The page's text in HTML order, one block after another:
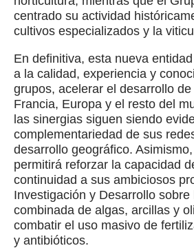
centrado su actividad
cultivos especializados y la
En definitiva, esta nueva
a la calidad, experiencia y
grupos, acelerar el desarrollo
Francia, Europa y el resto del
las sinergias siguen siendo
complementariedad de sus
desarrollo geográfico.
permitirá reforzar la capacidad
continuidad a sus ambiciosos
Investigación y Desarrollo sobre
combinada de algas, arcillas y
combatir el uso masivo de
y antibióticos.